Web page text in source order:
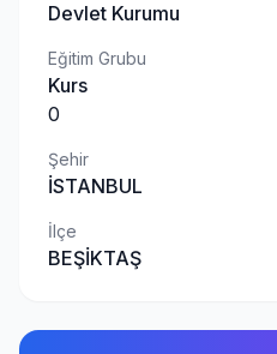
Devlet Kurumu
Eğitim Grubu
Kurs
0
Şehir
İSTANBUL
İlçe
BEŞİKTAŞ